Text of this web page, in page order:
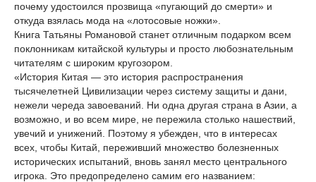
почему удостоился прозвища «пугающий до смерти» и
откуда взялась мода на «лотосовые ножки».
Книга Татьяны Романовой станет отличным подарком всем
поклонникам китайской культуры и просто любознательным
читателям с широким кругозором.
«История Китая — это история распространения
тысячелетней Цивилизации через систему защиты и дани,
нежели череда завоеваний. Ни одна другая страна в Азии, а
возможно, и во всем мире, не пережила столько нашествий,
увечий и унижений. Поэтому я убежден, что в интересах
всех, чтобы Китай, переживший множество болезненных
исторических испытаний, вновь занял место центрального
игрока. Это предопределено самим его названием: